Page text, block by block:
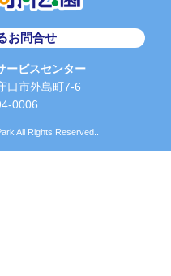
お問合せ
ビスセンター
口市外島町7-6
0006
All Rights Reserved..